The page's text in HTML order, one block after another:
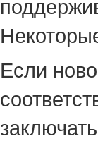
Если